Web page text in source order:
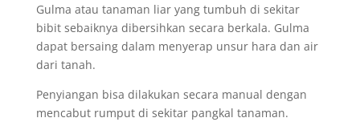
Gulma atau tanaman liar yang tumbuh di sekitar
bibit sebaiknya dibersihkan secara berkala. Gulma
dapat bersaing dalam menyerap unsur hara dan air
dari tanah.
Penyiangan bisa dilakukan secara manual dengan
mencabut rumput di sekitar pangkal tanaman.